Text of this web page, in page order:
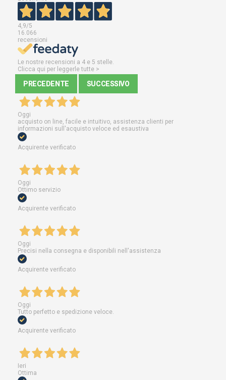
4,9/5
16.066
recensioni
Le nostre recensioni a 4 e 5 stelle.
Clicca qui per leggerle tutte >
PRECEDENTE SUCCESSIVO
Oggi
acquisto on line, facile e intuitivo, assistenza clienti per
informazioni sull'acquisto veloce ed esaustiva
Acquirente verificato
Oggi
Ottimo servizio
Acquirente verificato
Oggi
Precisi nella consegna e disponibili nell'assistenza
Acquirente verificato
Oggi
Tutto perfetto e spedizione veloce.
Acquirente verificato
Ieri
Ottima